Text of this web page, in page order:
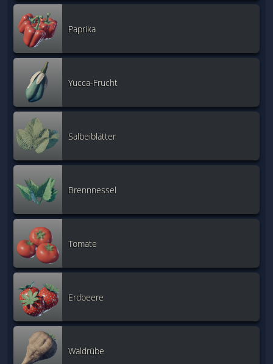
Paprika
Yucca-Frucht
Salbeiblätter
Brennnessel
Tomate
Erdbeere
Waldrübe